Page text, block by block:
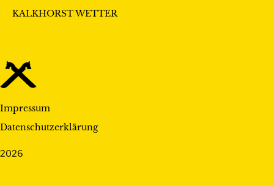
KALKHORST WETTER
2026
Impressum
Datenschutzerklärung